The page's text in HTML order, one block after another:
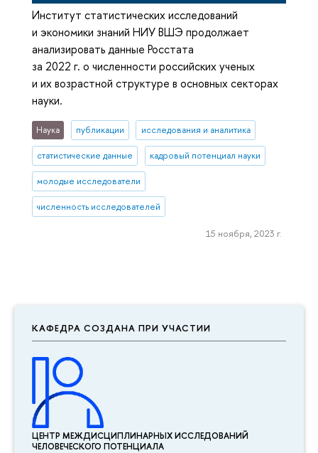
КАФЕДРА СОЗДАНА ПРИ УЧАСТИИ
ЦЕНТР МЕЖДИСЦИПЛИНАР­НЫХ ИССЛЕДОВАНИЙ
ЧЕЛОВЕЧЕСКОГО ПОТЕНЦИАЛА
Институт статистических исследований
и экономики знаний НИУ ВШЭ продолжает
анализировать данные Росстата
за 2022 г. о численности российских ученых
и их возрастной структуре в основных секторах
науки.
Наука публикации исследования и аналитика
статистические данные кадровый потенциал науки
молодые исследователи
численность исследователей
15 ноября, 2023 г.